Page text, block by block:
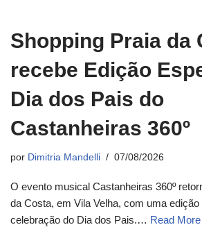
Shopping Praia da
recebe Edição
Dia dos Pais do
Castanheiras 360º
por Dimitria Mandelli 07/08/2026
O evento musical Castanheiras 360º
da Costa, em Vila Velha, com uma
celebração do Dia dos Pais.… Read